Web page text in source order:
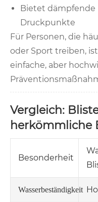
Bietet
Druckpunkte
Für Personen, die
oder Sport treiben,
einfache, aber
Vergleich:
herkömmliche
Besonderheit
Wasserbeständigkeit